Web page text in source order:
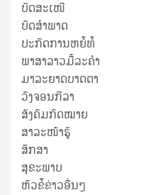
ບົດສະເໜີ
ບົດສໍາພາດ
ປະກົດການຫຍໍ້ທໍ້
ພາສາລາວມື້ລະຄຳ
ມາລະຍາດບາດຕາ
ວົງຈອນກີລາ
ສັງຄົມກົດໝາຍ
ສາລະໜ້າຮູ້
ສຶກສາ
ສຸ​ຂະ​ພາບ
ຫົວຂໍ້ຂ່າວອື່ນໆ